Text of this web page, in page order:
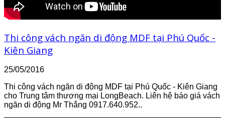
Thi công vách ngăn di động MDF tại Phú Quốc -
Kiên Giang
25/05/2016
Thi công vách ngăn di động MDF tại Phú Quốc - Kiên Giang
cho Trung tâm thương mại LongBeach. Liên hệ báo giá vách
ngăn di động Mr Thắng 0917.640.952..